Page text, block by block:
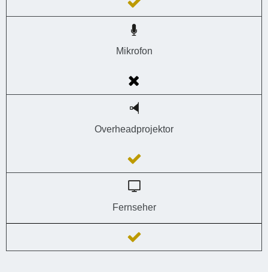
Mikrofon
Overheadprojektor
Fernseher